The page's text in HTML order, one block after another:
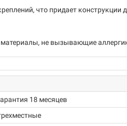
что придает конструкции
материалы, не вызывающие
18 месяцев